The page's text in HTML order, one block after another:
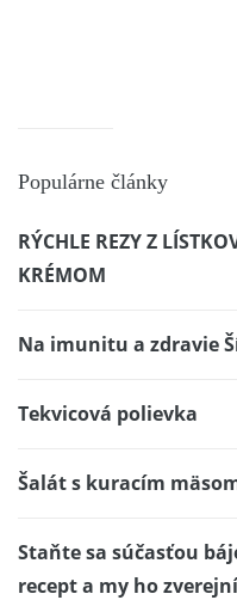
Populárne články
RÝCHLE REZY Z
KRÉMOM
Na imunitu a zdravie
Tekvicová polievka
Šalát s kuracím
Staňte sa súčasťou
recept a my ho